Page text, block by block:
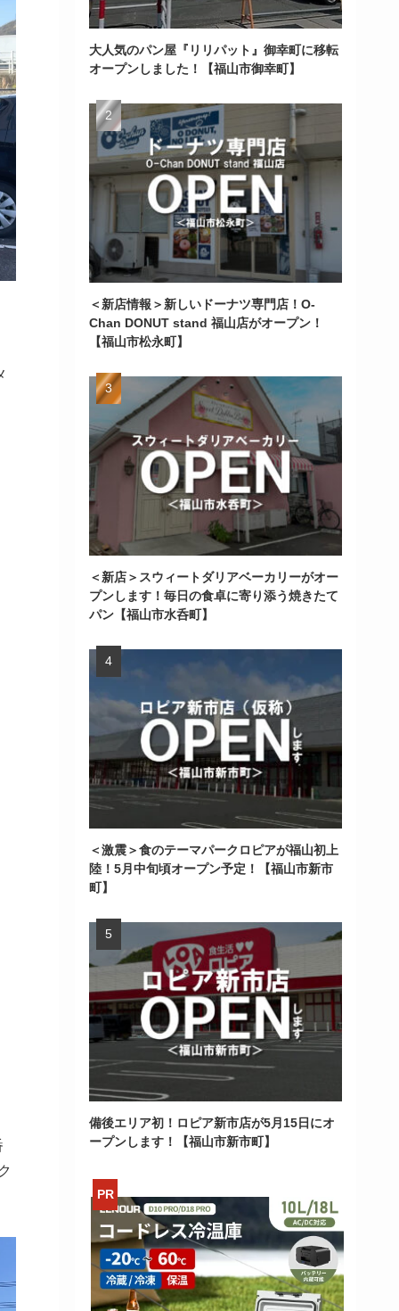
大人気のパン屋『リリパット』御幸町に移転
オープンしました！【福山市御幸町】
＜新店情報＞新しいドーナツ専門店！O-
Chan DONUT stand 福山店がオープン！
【福山市松永町】
＜新店＞スウィートダリアベーカリーがオー
プンします！毎日の食卓に寄り添う焼きたて
パン【福山市水呑町】
＜激震＞食のテーマパークロピアが福山初上
陸！5月中旬頃オープン予定！【福山市新市
町】
備後エリア初！ロピア新市店が5月15日にオ
ープンします！【福山市新市町】